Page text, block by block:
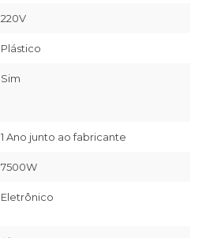
220V
Plástico
Sim
1 Ano junto ao fabricante
7500W
Eletrônico